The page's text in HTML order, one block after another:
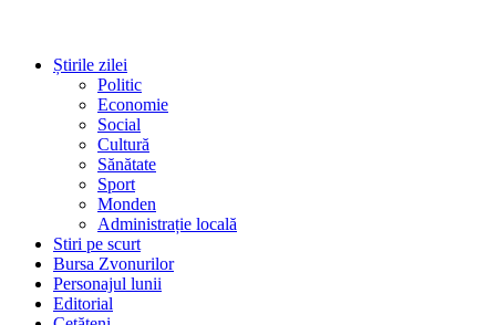
Știrile zilei
Politic
Economie
Social
Cultură
Sănătate
Sport
Monden
Administrație locală
Stiri pe scurt
Bursa Zvonurilor
Personajul lunii
Editorial